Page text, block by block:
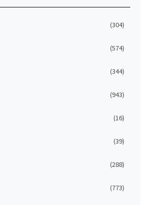
(304)
(574)
(344)
(943)
(16)
(39)
(288)
(773)